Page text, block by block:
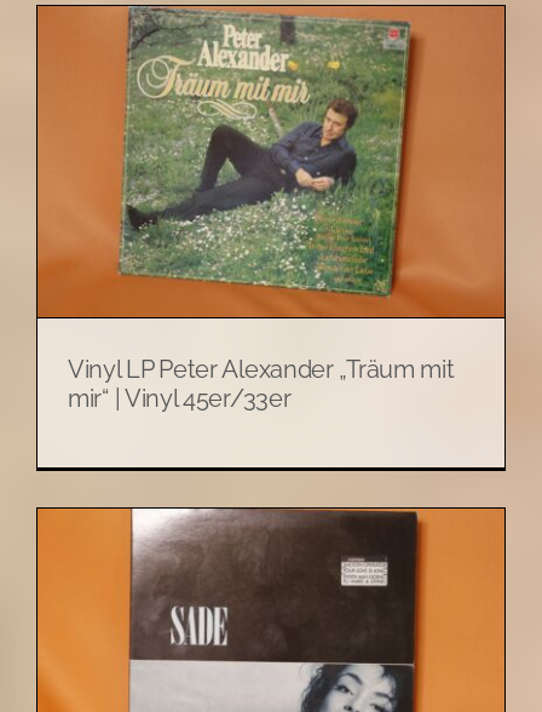
Vinyl LP Peter Alexander „Träum mit
mir“ | Vinyl 45er/33er